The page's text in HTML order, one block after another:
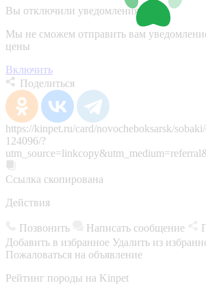
Вы отключили уведомления
Мы не сможем отправить вам
цены
Включить
Поделиться
https://kinpet.ru/card/novocheboksarsk/
124096/?
Ссылка скопирована
Действия
Позвонить Написать сообщение
Добавить в избранное Удалить из
Пожаловаться на объявление
Рейтинг породы на Kinpet